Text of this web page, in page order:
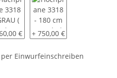
- GRAU ( andere Farben auf
3318 - GRAU ( andere
€ Hochplane 3318 - 180
+ 750,00 €
Einwurfeinschreiben